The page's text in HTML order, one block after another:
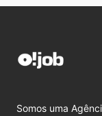
Somos uma